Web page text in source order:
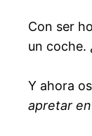
Con ser
un coche.
Y ahora
apretar